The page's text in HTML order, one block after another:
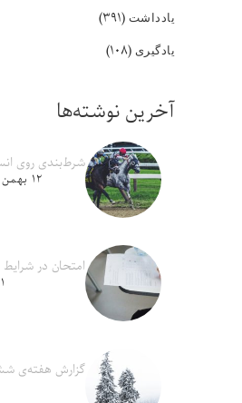
یادداشت (۳۹۱)
یادگیری (۱۰۸)
آخرین نوشته‌ها
شرط‌بندی روی
۱۲ بهمن ۱۴۰۴
امتحان در
۱۱
گزارش هفته‌ی